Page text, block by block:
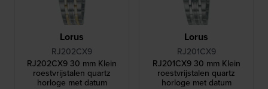
Lorus
RJ202CX9
RJ202CX9 30 mm Klein
roestvrijstalen quartz
horloge met datum
Lorus
RJ201CX9
RJ201CX9 30 mm Klein
roestvrijstalen quartz
horloge met datum